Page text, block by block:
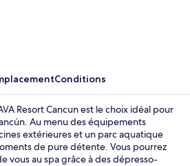
Conditions
Resort Cancun est le choix idéal pour
Au menu des équipements
extérieures et un parc aquatique
de pure détente. Vous pourrez
vous au spa grâce à des dépresso-